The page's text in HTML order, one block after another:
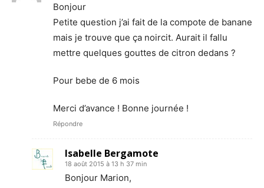
Bonjour
Petite question j’ai fait de la compote de banane
mais je trouve que ça noircit. Aurait il fallu
mettre quelques gouttes de citron dedans ?
Pour bebe de 6 mois
Merci d’avance ! Bonne journée !
Répondre
Isabelle Bergamote
18 août 2015 à 13 h 37 min
Bonjour Marion,